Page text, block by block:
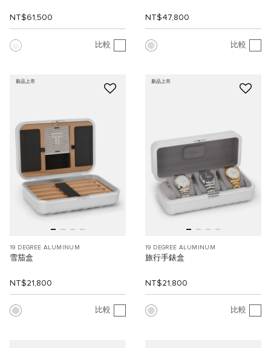
NT$61,500
比較
NT$47,800
比較
新品上市
19 DEGREE ALUMINUM
雪茄盒
NT$21,800
比較
新品上市
19 DEGREE ALUMINUM
旅行手錶盒
NT$21,800
比較